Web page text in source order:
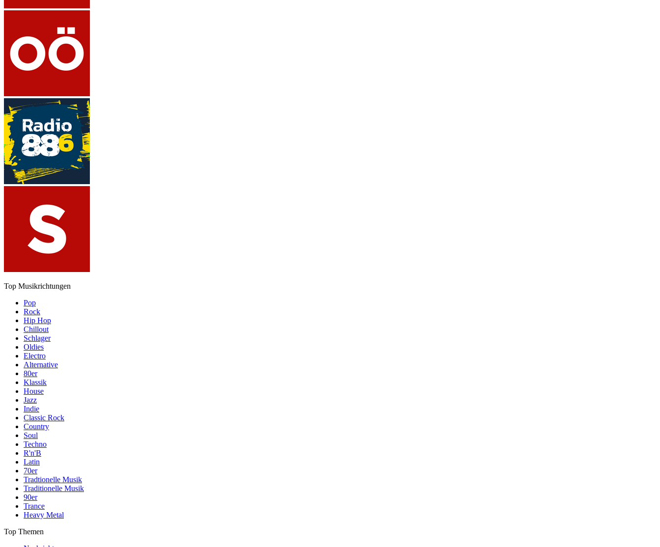
Top Musikrichtungen
Pop
Rock
Hip Hop
Chillout
Schlager
Oldies
Electro
Alternative
80er
Klassik
House
Jazz
Indie
Classic Rock
Country
Soul
Techno
R'n'B
Latin
70er
Tradtionelle Musik
Traditionelle Musik
90er
Trance
Heavy Metal
Top Themen